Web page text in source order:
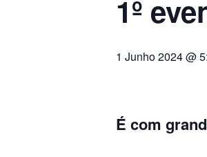
1º
1 Junho 2024 @
É com